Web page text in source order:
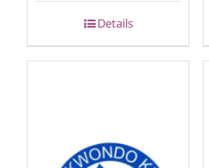
Details